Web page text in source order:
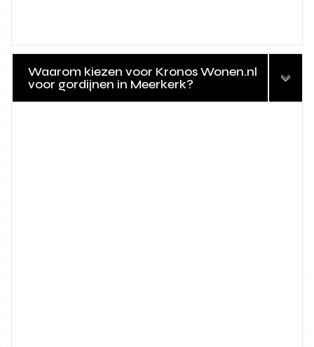
Waarom kiezen voor Kronos Wonen.nl
voor gordijnen in Meerkerk?